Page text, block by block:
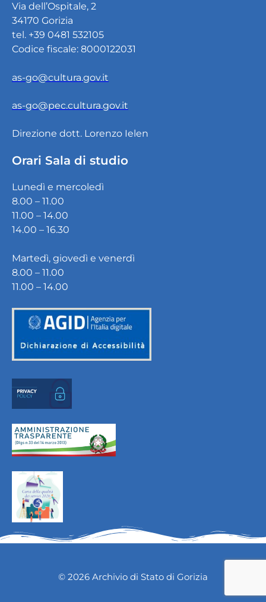
Via dell’Ospitale, 2
34170 Gorizia
tel. +39 0481 532105
Codice fiscale: 8000122031
as-go@cultura.gov.it
as-go@pec.cultura.gov.it
Direzione dott. Lorenzo Ielen
Orari Sala di studio
Lunedì e mercoledì
8.00 – 11.00
11.00 – 14.00
14.00 – 16.30
Martedì, giovedì e venerdì
8.00 – 11.00
11.00 – 14.00
© 2026 Archivio di Stato di Gorizia